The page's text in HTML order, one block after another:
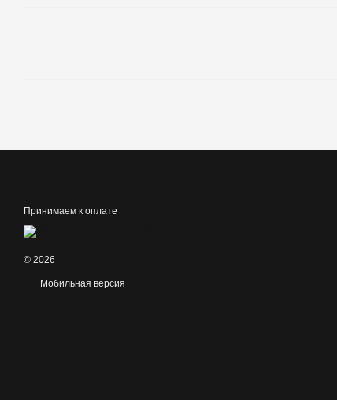
Принимаем к оплате
© 2026
Мобильная версия